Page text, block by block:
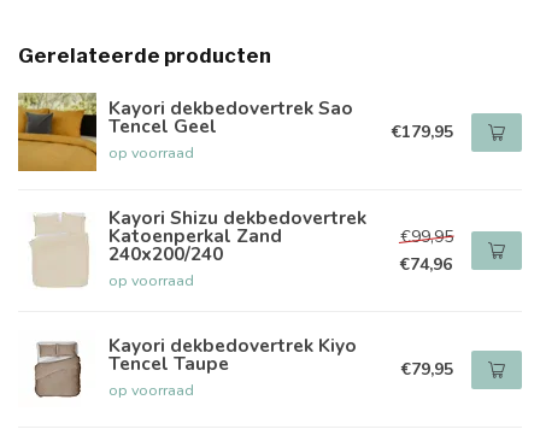
Gerelateerde producten
Kayori dekbedovertrek Sao
Tencel Geel
op voorraad
€179,95
Kayori Shizu dekbedovertrek
Katoenperkal Zand
240x200/240
op voorraad
€99,95
€74,96
Kayori dekbedovertrek Kiyo
Tencel Taupe
op voorraad
€79,95